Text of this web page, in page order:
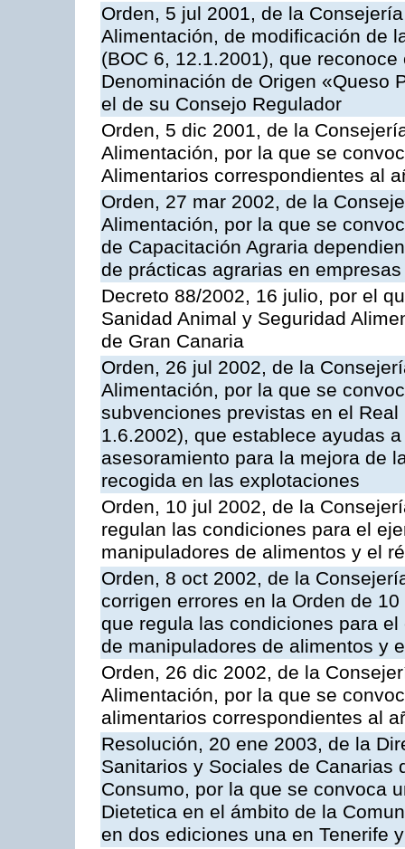
Orden, 5 jul 2001, de la
Alimentación, de modificación de
(BOC 6, 12.1.2001), que
Denominación de Origen «Queso
el de su Consejo Regulador
Orden, 5 dic 2001, de la
Alimentación, por la que se
Alimentarios correspondientes al
Orden, 27 mar 2002, de la
Alimentación, por la que se
de Capacitación Agraria
de prácticas agrarias en
Decreto 88/2002, 16 julio, por el
Sanidad Animal y Seguridad
de Gran Canaria
Orden, 26 jul 2002, de la
Alimentación, por la que se
subvenciones previstas en el
1.6.2002), que establece ayudas
asesoramiento para la mejora de
recogida en las explotaciones
Orden, 10 jul 2002, de la
regulan las condiciones para el
manipuladores de alimentos y el
Orden, 8 oct 2002, de la
corrigen errores en la Orden de
que regula las condiciones para
de manipuladores de alimentos y
Orden, 26 dic 2002, de la
Alimentación, por la que se
alimentarios correspondientes al
Resolución, 20 ene 2003, de la
Sanitarios y Sociales de Canarias
Consumo, por la que se convoca
Dietetica en el ámbito de la
en dos ediciones una en Tenerife